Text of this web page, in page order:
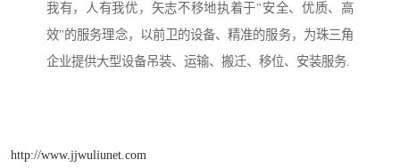
我有，人有我优，矢志不移地执着于"安全、优质、高
效"的服务理念，以前卫的设备、精准的服务，为珠三角
企业提供大型设备吊装、运输、搬迁、移位、安装服务.
http://www.jjwuliunet.com